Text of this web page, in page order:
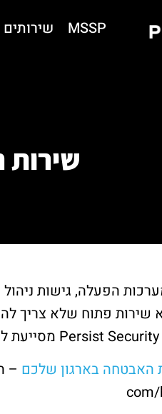
MSSP שירותים
הפעלה, גישות ניהול
שירות פתוח שלא צריך
האבטחה בארגון שלכם –